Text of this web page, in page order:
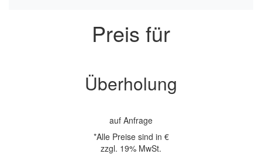
Preis für
Überholung
auf Anfrage
*Alle Preise sind in €
zzgl. 19% MwSt.